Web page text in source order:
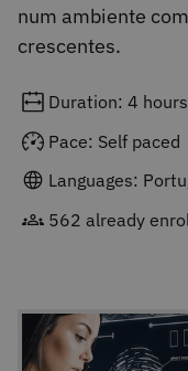
num ambiente
crescentes.
Duration: 4 hours
Pace: Self paced
Languages:
562 already